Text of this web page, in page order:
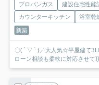
プロパンガス 建設住宅性能
カウンターキッチン
浴室乾
新築
〇( ´ ▽ ` )／大人気☆平屋建て